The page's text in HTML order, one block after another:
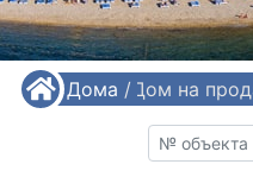
/ Дома / Дом на